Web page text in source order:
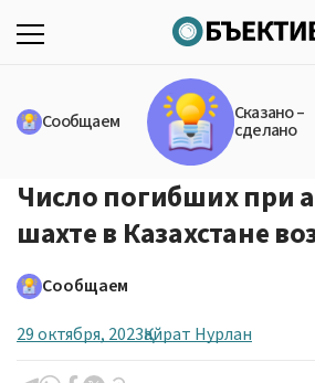
Сообщаем Сказано –
сделано
Число погибших при
шахте в Казахстане
Сообщаем
29 октября, 2023Қайрат Нурлан